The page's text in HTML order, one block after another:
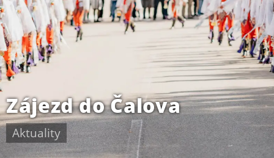
Zájezd do Čalova
Aktuality